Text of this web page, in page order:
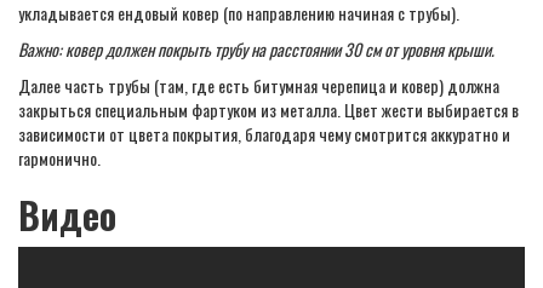
укладывается ендовый ковер (по направлению начиная с трубы).
Важно: ковер должен покрыть трубу на расстоянии 30 см от уровня крыши.
Далее часть трубы (там, где есть битумная черепица и ковер) должна
закрыться специальным фартуком из металла. Цвет жести выбирается в
зависимости от цвета покрытия, благодаря чему смотрится аккуратно и
гармонично.
Видео